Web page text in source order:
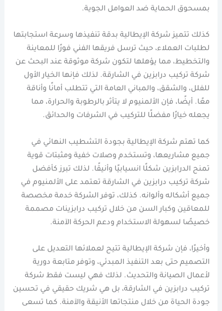
بمسحوق الحماية ضد العوامل الجوية.
كذلك تتميز شركة الإيطالية بدقة تنفيذها وسرعة استجابتها
لطلبات العملاء، حيث ترسل فريقها الفني فورًا للمعاينة
والتخطيط، مما يؤهلها لتكون شركة موثوقة عند البحث عن
شركة تركيب درابزين في الشارقة. لذلك فإنها الخيار الأول
للفلل، والشقق، والمباني العامة التي تتطلب أمانًا وأناقة
معًا. أيضًا، فإن الألمنيوم لا يتأثر بالرطوبة والحرارة، مما
يجعله خيارًا مفضلًا للتركيب في الشرفات والحدائق.
كما تهتم شركة الإيطالية بجودة التشطيب النهائي في
جميع مشاريعها، وتستخدم وصلات خفية ومثبتات قوية
تمنح الدرابزين شكلًا انسيابيًا وأنيقًا. لذلك تبرز كأفضل
شركة تركيب درابزين في الشارقة تعتمد على الألمنيوم في
جميع أشكاله وألوانه. كذلك، توفر الشركة خدمة مخصصة
للمعاقين وكبار السن من خلال تركيب درابزينات مصممة
خصيصًا لسهولة الاستخدام ودعم الحركة الآمنة.
وأخيرًا، فإن شركة الإيطالية تتيح لعملائها التعديل على
التصميم حتى بعد التنفيذ المبدئي، وتوفر متابعة دورية
لأعمال الصيانة والتحديث. لذلك فهي ليست فقط شركة
تركيب درابزين في الشارقة، بل هي شريك حقيقي في تحسين
جودة الحياة من خلال منتجاتها الأنيقة والآمنة. كما تسعى